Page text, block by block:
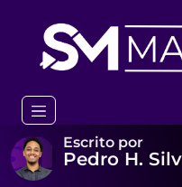
Erros comuns no
Erros
digital e
Escrito por
Pedro H.